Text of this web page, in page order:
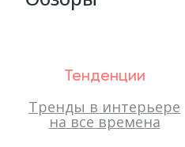
Тенденции
Тренды в интерьере
на все времена